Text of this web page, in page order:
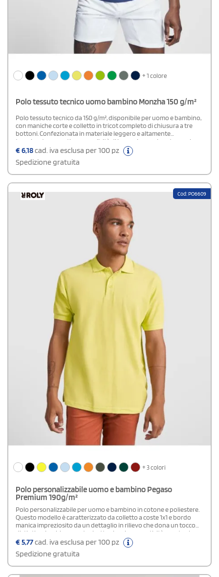
+ 1 colore
Polo tessuto tecnico uomo bambino Monzha 150 g/m²
Polo tessuto tecnico da 150 g/m², disponibile per uomo e bambino,
con maniche corte e colletto in tricot completo di chiusura a tre
bottoni. Confezionata in materiale leggero e altamente
traspirante, garantisce semplicità di lavaggio e asciugatura veloce.
Dotata di etichetta removibile per un maggiore
comfort.Composizione: 100% poliestere piqué.Disponibile
versione Donna
€6,18cad. iva esclusa per 100 pz
Spedizione gratuita
Cod: PO6609
+ 3 colori
Polo personalizzabile uomo e bambino Pegaso
Premium 190g/m²
Polo personalizzabile per uomo e bambino in cotone e poliestere.
Questo modello è caratterizzato da colletto a coste 1x1 e bordo
manica impreziosito da un dettaglio in rilievo che dona un tocco
distintivo. La chiusura a tre bottoni assicura praticità, mentre, le
cuciture rinforzate sul colletto, aumentano la durabilità. Gli
spacchetti laterali favoriscono libertà di
movimento.Composizione: 60% cotone - 40% poliestere
piqué.Grammatura: colorato (190 g/m²); bianco (220
g/m²).Disponibile versione Donna
€5,77cad. iva esclusa per 100 pz
Spedizione gratuita